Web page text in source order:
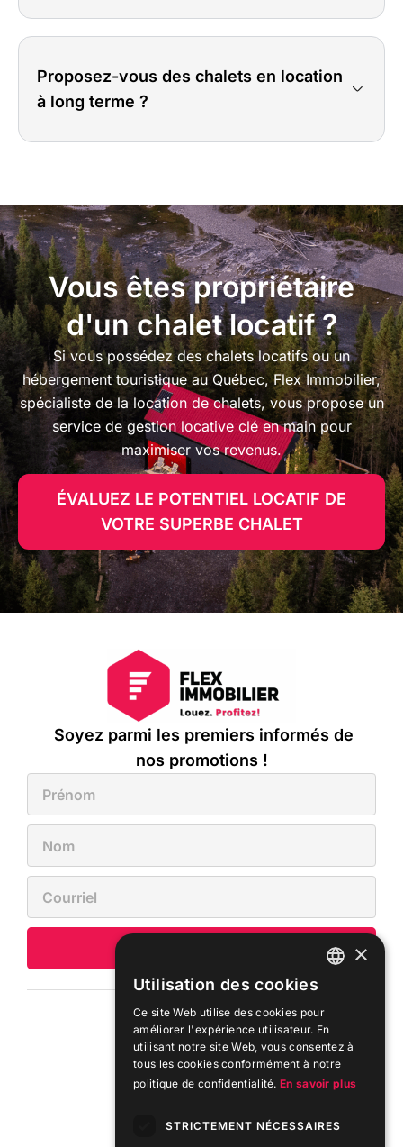
Proposez-vous des chalets en location
à long terme ?
Vous êtes propriétaire
d'un chalet locatif ?
Si vous possédez des chalets locatifs ou un
hébergement touristique au Québec, Flex Immobilier,
spécialiste de la location de chalets, vous propose un
service de gestion locative clé en main pour
maximiser vos revenus.
ÉVALUEZ LE POTENTIEL LOCATIF DE
VOTRE SUPERBE CHALET
référence en chalets, chalet
évasion, chalet idéal, parc
national du mont-mégantic,
foyer / poêle, foyer extérieur,
foyer intérieur, séjour en
nature, experts en séjours
nature, noël en famille,
charlevoix petite-rivière-
saint-françois, différence de
prix.
H2 : Rabais valide,
magnifique maison, maison
centenaire, vrai paix, manoir
de style, style anglais,
ambiance chaleureuse,
arbres matures, chalets non-
fumeurs, espaces
Soyez parmi les premiers informés de
nos promotions !
À propos
L'entreprise
Notre mission
Carrière
×
Utilisation des cookies
Ce site Web utilise des cookies pour
améliorer l'expérience utilisateur. En
utilisant notre site Web, vous consentez à
tous les cookies conformément à notre
politique de confidentialité. En savoir plus
STRICTEMENT NÉCESSAIRES